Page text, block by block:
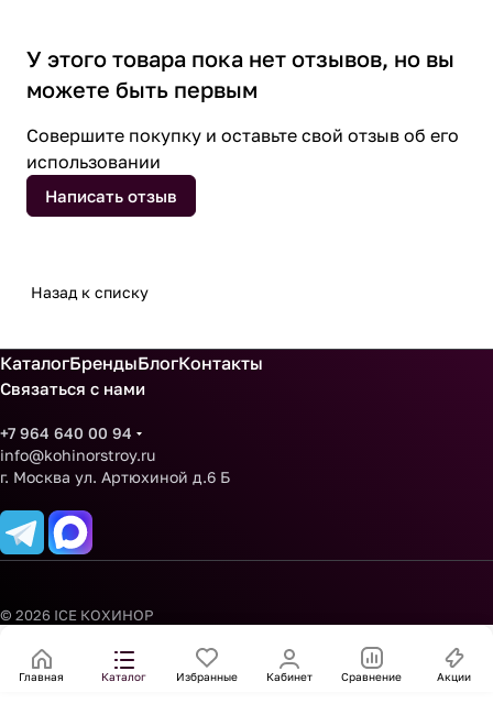
У этого товара пока нет отзывов, но вы
можете быть первым
Совершите покупку и оставьте свой отзыв об его
использовании
Написать отзыв
Назад к списку
КаталогБрендыБлогКонтакты
Связаться с нами
+7 964 640 00 94
info@kohinorstroy.ru
г. Москва ул. Артюхиной д.6 Б
© 2026 ICE КОХИНОР
Главная Каталог Избранные Кабинет Сравнение Акции